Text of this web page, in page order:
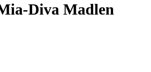
Diva Madlen